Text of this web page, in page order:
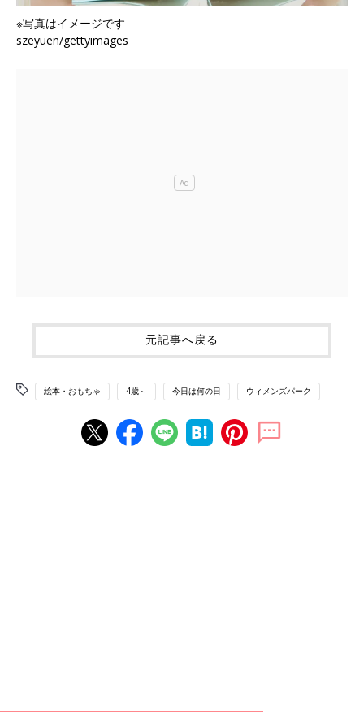
※写真はイメージです
szeyuen/gettyimages
元記事へ戻る
絵本・おもちゃ 4歳～ 今日は何の日 ウィメンズパーク